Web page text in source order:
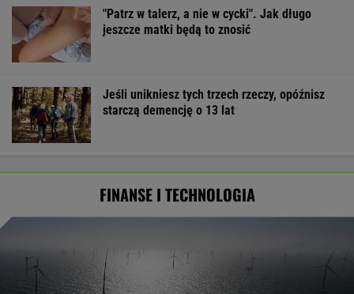
"Patrz w talerz, a nie w cycki". Jak długo
jeszcze matki będą to znosić
Jeśli unikniesz tych trzech rzeczy, opóźnisz
starczą demencję o 13 lat
FINANSE I TECHNOLOGIA